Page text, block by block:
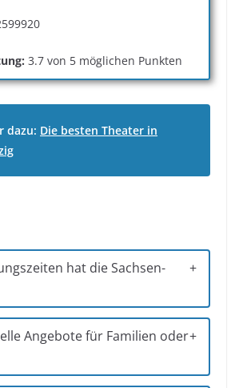
3.7 von 5 möglichen Punkten
dazu: Die besten Theater in
hat die Sachsen-
Angebote für Familien oder